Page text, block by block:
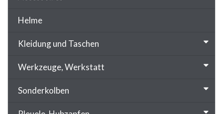
Helme
Kleidung und Taschen
Werkzeuge, Werkstatt
Sonderkolben